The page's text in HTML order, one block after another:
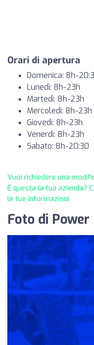
Orari di apertura
Domenica: 8h-
Lunedì: 8h-23h
Martedì: 8h-23h
Mercoledì: 8h-23h
Giovedì: 8h-23h
Venerdì: 8h-23h
Sabato: 8h-20:30
Vuoi richiedere una
È questa la tua azienda?
le tue informazioni
Foto di Power